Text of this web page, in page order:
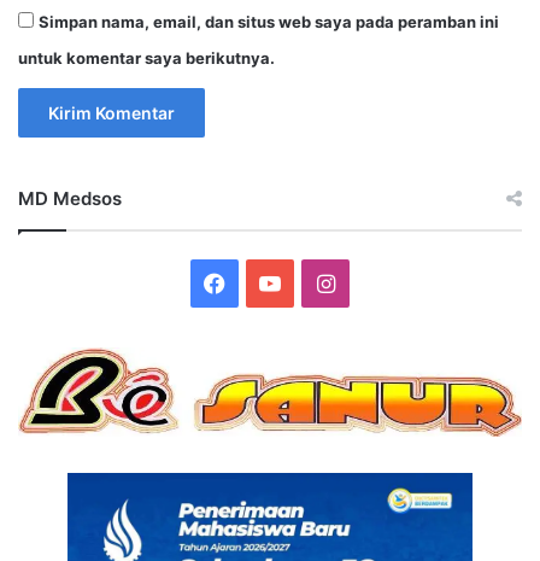
Simpan nama, email, dan situs web saya pada peramban ini
untuk komentar saya berikutnya.
MD Medsos
Facebook
YouTubeInstagram